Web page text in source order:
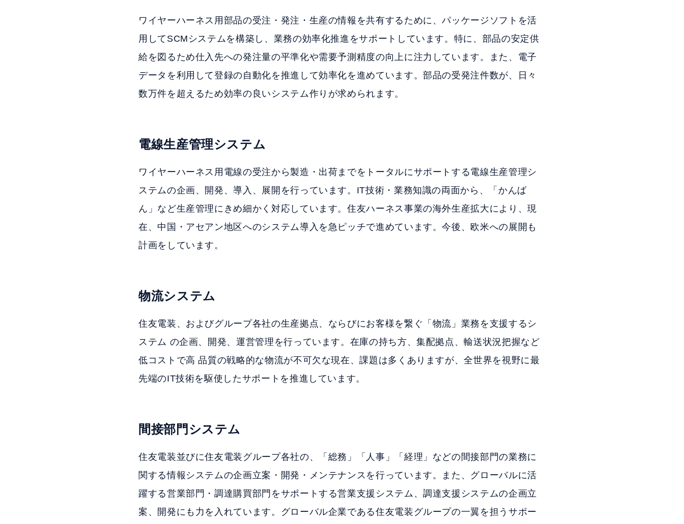
ワイヤーハーネス用部品の受注・発注・生産の情報を共有するために、パッケージソフトを活
用してSCMシステムを構築し、業務の効率化推進をサポートしています。特に、部品の安定供
給を図るため仕入先への発注量の平準化や需要予測精度の向上に注力しています。また、電子
データを利用して登録の自動化を推進して効率化を進めています。部品の受発注件数が、日々
数万件を超えるため効率の良いシステム作りが求められます。
電線生産管理システム
ワイヤーハーネス用電線の受注から製造・出荷までをトータルにサポートする電線生産管理シ
ステムの企画、開発、導入、展開を行っています。IT技術・業務知識の両面から、「かんば
ん」など生産管理にきめ細かく対応しています。住友ハーネス事業の海外生産拡大により、現
在、中国・アセアン地区へのシステム導入を急ピッチで進めています。今後、欧米への展開も
計画をしています。
物流システム
住友電装、およびグループ各社の生産拠点、ならびにお客様を繋ぐ「物流」業務を支援するシ
ステム の企画、開発、運営管理を行っています。在庫の持ち方、集配拠点、輸送状況把握など
低コストで高 品質の戦略的な物流が不可欠な現在、課題は多くありますが、全世界を視野に最
先端のIT技術を駆使したサポートを推進しています。
間接部門システム
住友電装並びに住友電装グループ各社の、「総務」「人事」「経理」などの間接部門の業務に
関する情報システムの企画立案・開発・メンテナンスを行っています。また、グローバルに活
躍する営業部門・調達購買部門をサポートする営業支援システム、調達支援システムの企画立
案、開発にも力を入れています。グローバル企業である住友電装グループの一翼を担うサポー